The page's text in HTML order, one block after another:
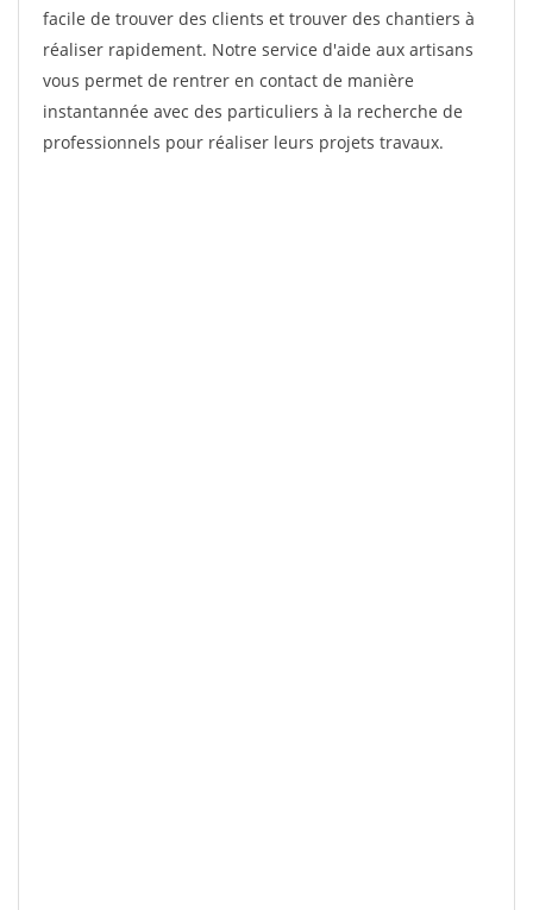
facile de trouver des clients et trouver des chantiers à
réaliser rapidement. Notre service d'aide aux artisans
vous permet de rentrer en contact de manière
instantannée avec des particuliers à la recherche de
professionnels pour réaliser leurs projets travaux.